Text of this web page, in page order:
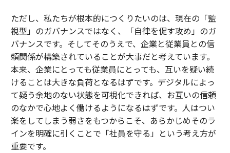
ただし、私たちが根本的につくりたいのは、現在の「監
視型」のガバナンスではなく、「自律を促す攻め」のガ
バナンスです。そしてそのうえで、企業と従業員との信
頼関係が構築されていることが大事だと考えています。
本来、企業にとっても従業員にとっても、互いを疑い続
けることは大きな負荷となるはずです。デジタルによっ
て疑う余地のない状態を可視化できれば、お互いの信頼
のなかで心地よく働けるようになるはずです。人はつい
楽をしてしまう弱さをもつからこそ、あらかじめそのラ
インを明確に引くことで「社員を守る」という考え方が
重要です。